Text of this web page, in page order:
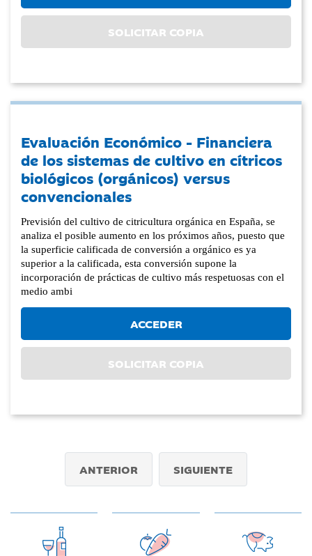
SOLICITAR COPIA
Evaluación Económico - Financiera
de los sistemas de cultivo en cítricos
biológicos (orgánicos) versus
convencionales
Previsión del cultivo de citricultura orgánica en España, se
analiza el posible aumento en los próximos años, puesto que
la superficie calificada de conversión a orgánico es ya
superior a la calificada, esta conversión supone la
incorporación de prácticas de cultivo más respetuosas con el
medio ambi
ACCEDER
SOLICITAR COPIA
ANTERIOR SIGUIENTE